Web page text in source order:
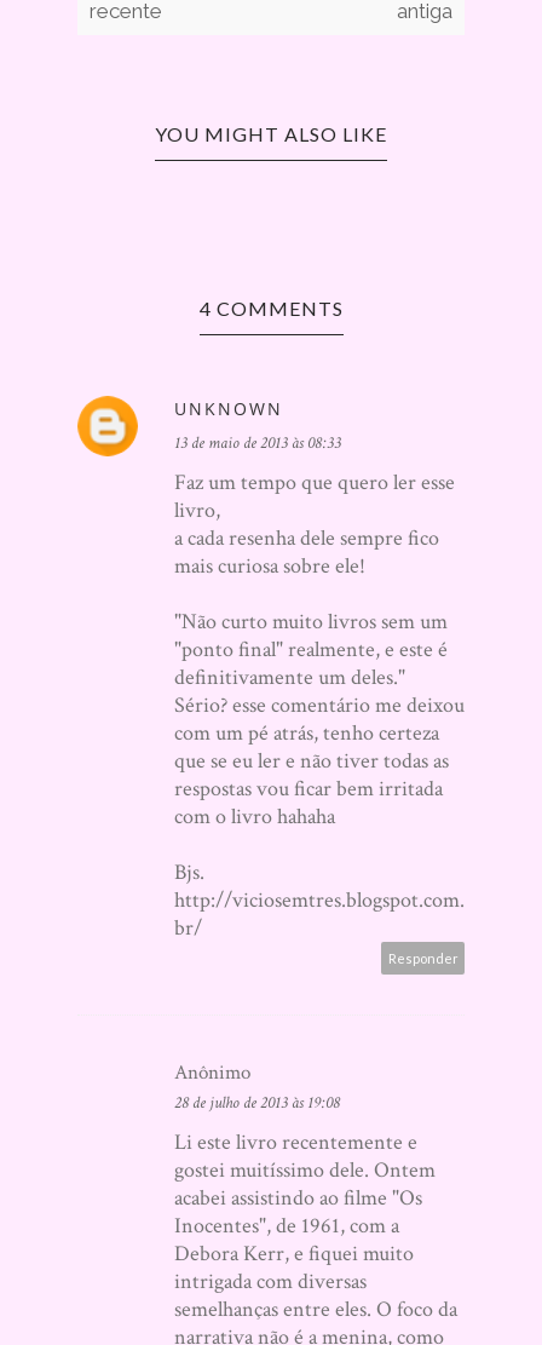
recente antiga
YOU MIGHT ALSO LIKE
4 COMMENTS
UNKNOWN
13 de maio de 2013 às 08:33
Faz um tempo que quero ler esse
livro,
a cada resenha dele sempre fico
mais curiosa sobre ele!
"Não curto muito livros sem um
"ponto final" realmente, e este é
definitivamente um deles."
Sério? esse comentário me deixou
com um pé atrás, tenho certeza
que se eu ler e não tiver todas as
respostas vou ficar bem irritada
com o livro hahaha
Bjs.
http://viciosemtres.blogspot.com.
br/
Responder
Anônimo
28 de julho de 2013 às 19:08
Li este livro recentemente e
gostei muitíssimo dele. Ontem
acabei assistindo ao filme "Os
Inocentes", de 1961, com a
Debora Kerr, e fiquei muito
intrigada com diversas
semelhanças entre eles. O foco da
narrativa não é a menina, como